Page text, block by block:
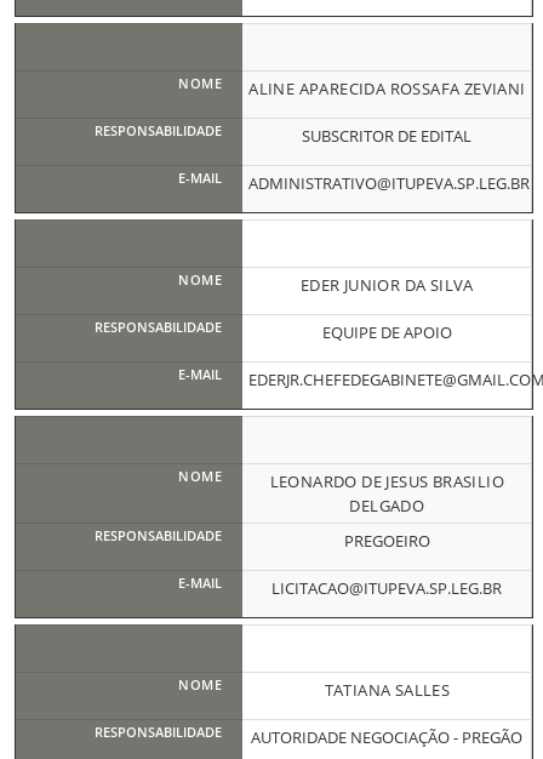
ALINE APARECIDA ROSSAFA ZEVIANI
SUBSCRITOR DE EDITAL
ADMINISTRATIVO@ITUPEVA.SP.LEG.BR
EDER JUNIOR DA SILVA
EQUIPE DE APOIO
LEONARDO DE JESUS BRASILIO
DELGADO
PREGOEIRO
LICITACAO@ITUPEVA.SP.LEG.BR
TATIANA SALLES
AUTORIDADE NEGOCIAÇÃO - PREGÃO